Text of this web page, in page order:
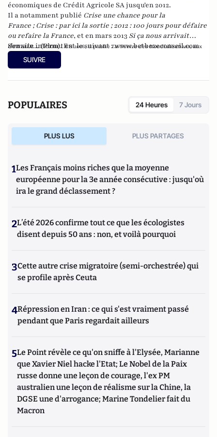
économiques de Crédit Agricole SA jusqu'en 2012.
Il a notamment publié Crise une chance pour la
France ; Crise : par ici la sortie ; 2012 : 100 jours pour défaire
ou refaire la France, et en mars 2013 Si ça nous arrivait
demain...(Plon). En2016, il publie La Guerre des Mondialisations, aux
éditions Economica
et en 2017 "La France, ce malade imaginaire"
chez le même éditeur.
Son site internet est le suivant :www.betbezeconseil.com
SUIVRE
POPULAIRES 24 Heures 7 Jours
PLUS LUS PLUS PARTAGES
1Les Français moins riches que la moyenne
européenne pour la 3e année consécutive : jusqu'où
ira le grand déclassement ?
2L’été 2026 confirme tout ce que les écologistes
disent depuis 50 ans : non, et voilà pourquoi
3Cette autre crise migratoire (semi-orchestrée) qui
se profile après Ceuta
4Répression en Iran : ce qui s'est vraiment passé
pendant que Paris regardait ailleurs
5Le Point révèle ce qu'on sniffe à l'Elysée, Marianne
que Xavier Niel hacke l'Etat; Le Nobel de la Paix
russe donne une leçon de courage, l'ex PM
australien une leçon de réalisme sur la Chine, la
DGSE une d'arrogance; Marine Tondelier fait du
Macron